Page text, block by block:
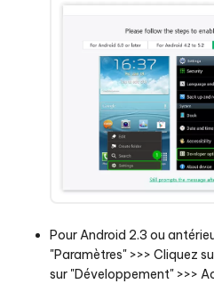
Pour Android 2.3 ou
"Paramètres" >>> Cliquez
sur "Développement" >>>